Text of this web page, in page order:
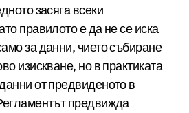
засяга всеки
правилото е да не се иска
за данни, чието събиране
изискване, но в практиката
от предвиденото в
предвижда